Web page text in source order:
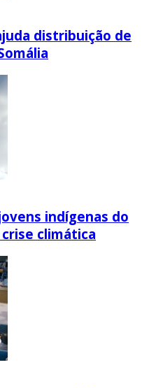
distribuição de
indígenas do
climática